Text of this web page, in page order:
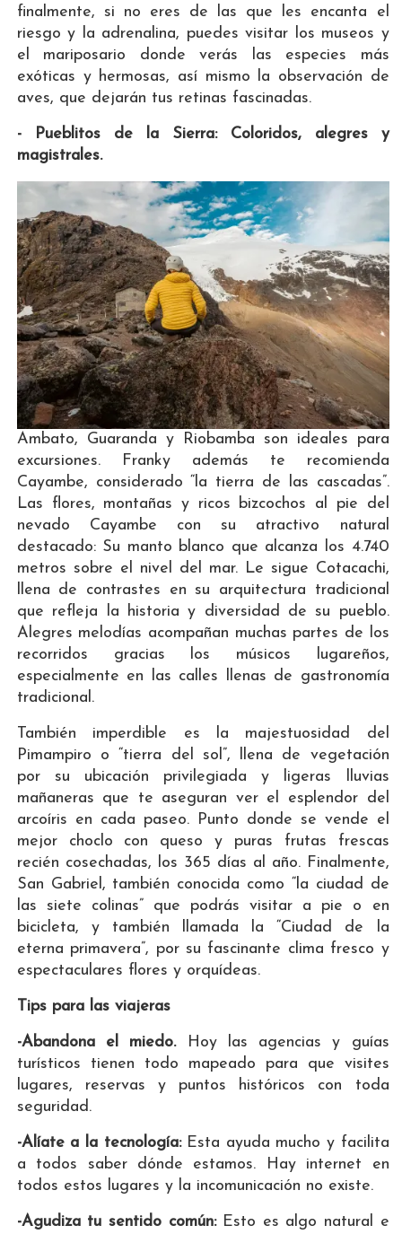
finalmente, si no eres de las que les encanta el
riesgo y la adrenalina, puedes visitar los museos y
el mariposario donde verás las especies más
exóticas y hermosas, así mismo la observación de
aves, que dejarán tus retinas fascinadas.
- Pueblitos de la Sierra: Coloridos, alegres y
magistrales.
Ambato, Guaranda y Riobamba son ideales para
excursiones. Franky además te recomienda
Cayambe, considerado “la tierra de las cascadas”.
Las flores, montañas y ricos bizcochos al pie del
nevado Cayambe con su atractivo natural
destacado: Su manto blanco que alcanza los 4.740
metros sobre el nivel del mar. Le sigue Cotacachi,
llena de contrastes en su arquitectura tradicional
que refleja la historia y diversidad de su pueblo.
Alegres melodías acompañan muchas partes de los
recorridos gracias los músicos lugareños,
especialmente en las calles llenas de gastronomía
tradicional.
También imperdible es la majestuosidad del
Pimampiro o “tierra del sol”, llena de vegetación
por su ubicación privilegiada y ligeras lluvias
mañaneras que te aseguran ver el esplendor del
arcoíris en cada paseo. Punto donde se vende el
mejor choclo con queso y puras frutas frescas
recién cosechadas, los 365 días al año. Finalmente,
San Gabriel, también conocida como “la ciudad de
las siete colinas” que podrás visitar a pie o en
bicicleta, y también llamada la “Ciudad de la
eterna primavera”, por su fascinante clima fresco y
espectaculares flores y orquídeas.
Tips para las viajeras
-Abandona el miedo.Hoy las agencias y guías
turísticos tienen todo mapeado para que visites
lugares, reservas y puntos históricos con toda
seguridad.
-Alíate a la tecnología:Esta ayuda mucho y facilita
a todos saber dónde estamos. Hay internet en
todos estos lugares y la incomunicación no existe.
-Agudiza tu sentido común:Esto es algo natural e